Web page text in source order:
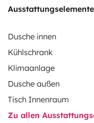
Ausstattungselemente
Dusche innen
Kühlschrank
Klimaanlage
Dusche außen
Tisch Innenraum
Zu allen